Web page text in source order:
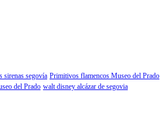
sirenas segovía Primitivos flamencos Museo del Prado
del Prado walt disney alcázar de segovia